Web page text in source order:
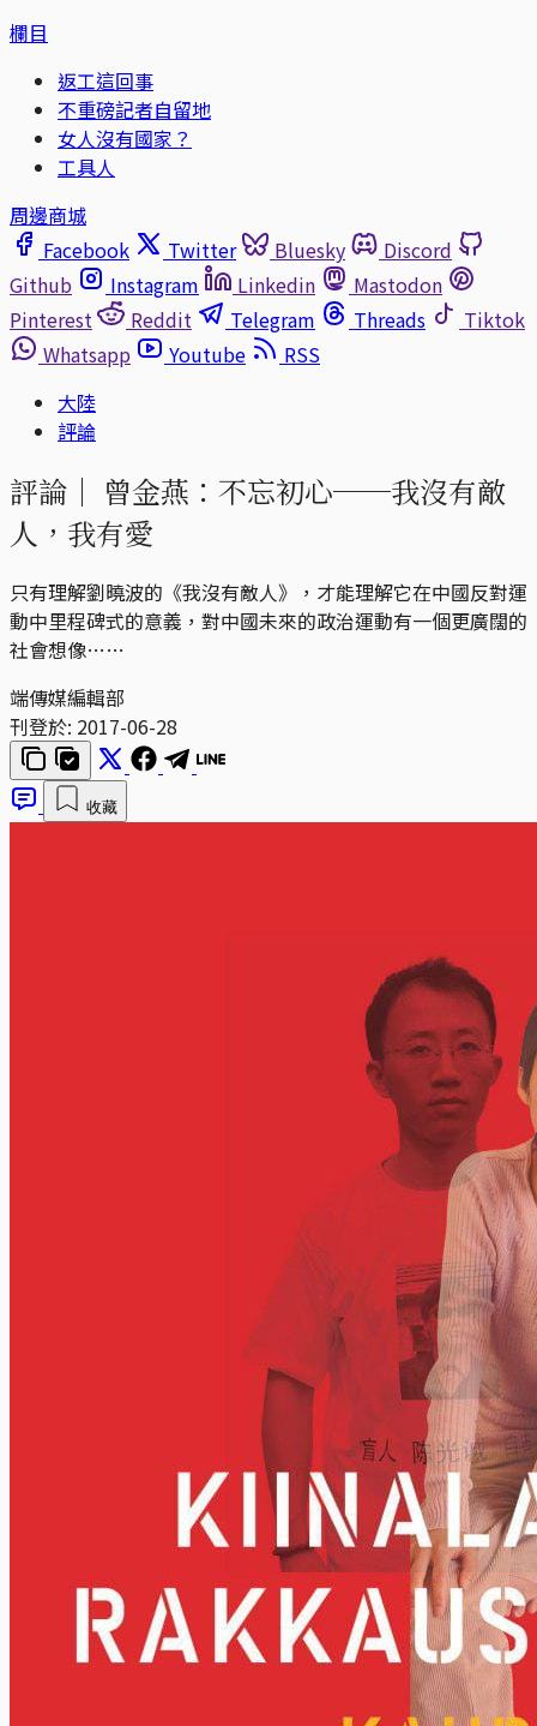
欄目
返工這回事
不重磅記者自留地
女人沒有國家？
工具人
周邊商城
Facebook
Twitter Bluesky
Discord
Github
Instagram Linkedin
Mastodon
Pinterest
Reddit Telegram Threads
Tiktok
Whatsapp
Youtube
RSS
大陸
評論
評論｜ 曾金燕：不忘初心──我沒有敵
人，我有愛
只有理解劉曉波的《我沒有敵人》，才能理解它在中國反對運
動中里程碑式的意義，對中國未來的政治運動有一個更廣闊的
社會想像……
端傳媒編輯部
刊登於: 2017-06-28
收藏